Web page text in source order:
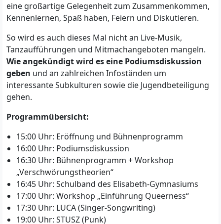
eine großartige Gelegenheit zum Zusammenkommen,
Kennenlernen, Spaß haben, Feiern und Diskutieren.
So wird es auch dieses Mal nicht an Live-Musik,
Tanzaufführungen und Mitmachangeboten mangeln.
Wie angekündigt wird es eine Podiumsdiskussion
geben und an zahlreichen Infoständen um
interessante Subkulturen sowie die Jugendbeteiligung
gehen.
Programmübersicht:
15:00 Uhr: Eröffnung und Bühnenprogramm
16:00 Uhr: Podiumsdiskussion
16:30 Uhr: Bühnenprogramm + Workshop
„Verschwörungstheorien“
16:45 Uhr: Schulband des Elisabeth-Gymnasiums
17:00 Uhr: Workshop „Einführung Queerness“
17:30 Uhr: LUCA (Singer-Songwriting)
19:00 Uhr: STUSZ (Punk)